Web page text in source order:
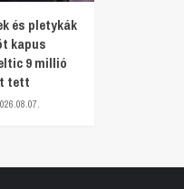
és pletykák
kapus
9 millió
tett